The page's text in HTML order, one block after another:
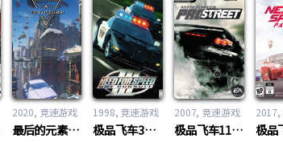
2020 竞速游戏
最后的元素：寻找明天（The Last Element: Looking For Tomorrow）
1998 竞速游戏
极品飞车3：热力追踪（Need For Speed 3: Hot Pursuit）
2007 竞速游戏
极品飞车11：街道争霸（Need for Speed 11: ProStreet）
2017